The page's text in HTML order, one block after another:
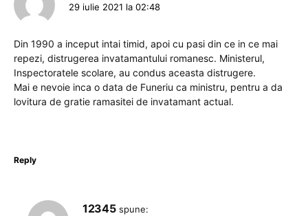
29 iulie 2021 la 02:48
Din 1990 a inceput intai timid, apoi cu pasi din ce in ce mai
repezi, distrugerea invatamantului romanesc. Ministerul,
Inspectoratele scolare, au condus aceasta distrugere.
Mai e nevoie inca o data de Funeriu ca ministru, pentru a da
lovitura de gratie ramasitei de invatamant actual.
Reply
12345 spune: